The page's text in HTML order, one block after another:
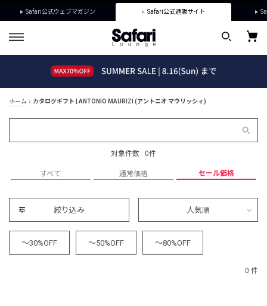
Safari公式ウェブマガジン Safari公式通販サイト
ホーム カタログギフト | ANTONIO MAURIZI (アントニオ マウリッシィ)
対象件数 : 0件
すべて 通常価格 セール価格
絞り込み 人気順
～30%OFF ～50%OFF ～80%OFF
0 件